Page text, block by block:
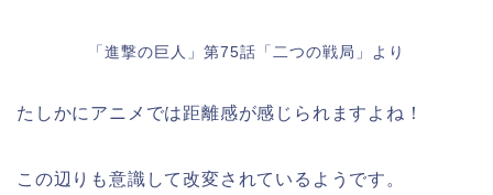
「進撃の巨人」第75話「二つの戦局」より
たしかにアニメでは距離感が感じられますよね！
この辺りも意識して改変されているようです。